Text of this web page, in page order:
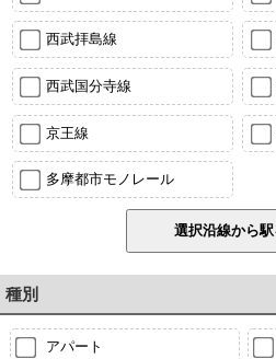
西武拝島線
西武国分寺線
京王線
多摩都市モノレール
種別
アパート